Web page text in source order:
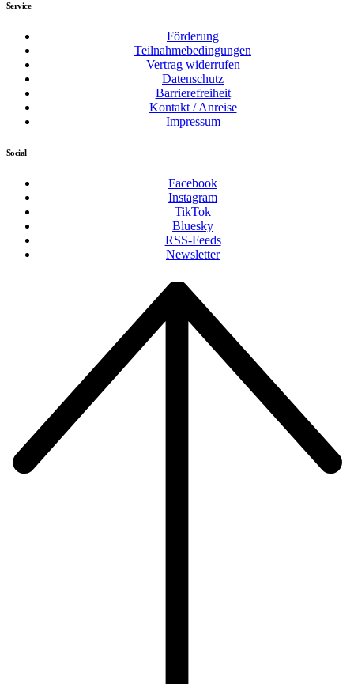
Service
Förderung
Teilnahmebedingungen
Vertrag widerrufen
Datenschutz
Barrierefreiheit
Kontakt / Anreise
Impressum
Social
Facebook
Instagram
TikTok
Bluesky
RSS-Feeds
Newsletter